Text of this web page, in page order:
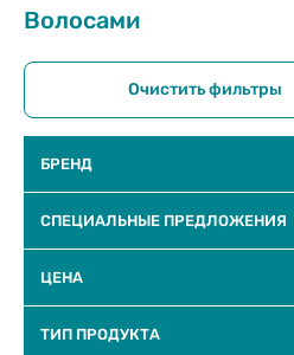
Волосами
Очистить фильтры
БРЕНД
СПЕЦИАЛЬНЫЕ ПРЕДЛОЖЕНИЯ
ЦЕНА
ТИП ПРОДУКТА